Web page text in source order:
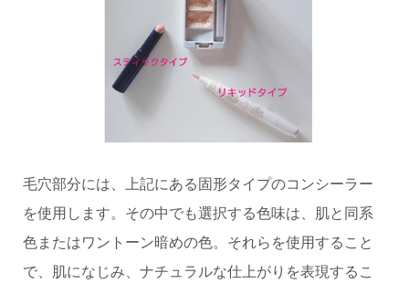
毛穴部分には、上記にある固形タイプのコンシーラー
を使用します。その中でも選択する色味は、肌と同系
色またはワントーン暗めの色。それらを使用すること
で、肌になじみ、ナチュラルな仕上がりを表現するこ